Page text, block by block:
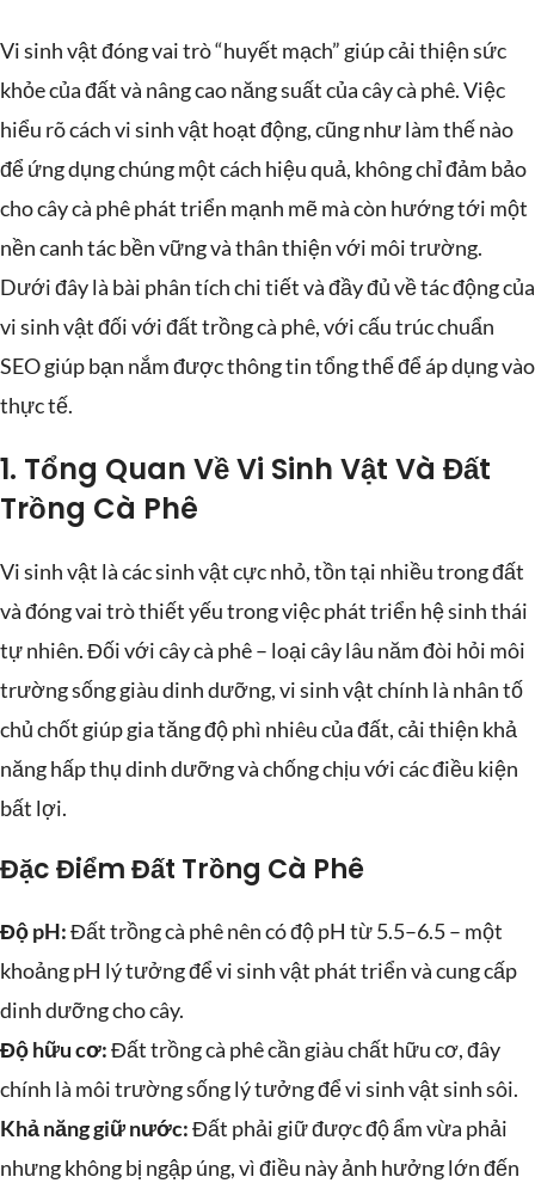
Vi sinh vật đóng vai trò “huyết mạch” giúp cải thiện sức
khỏe của đất và nâng cao năng suất của cây cà phê. Việc
hiểu rõ cách vi sinh vật hoạt động, cũng như làm thế nào
để ứng dụng chúng một cách hiệu quả, không chỉ đảm bảo
cho cây cà phê phát triển mạnh mẽ mà còn hướng tới một
nền canh tác bền vững và thân thiện với môi trường.
Dưới đây là bài phân tích chi tiết và đầy đủ về tác động của
vi sinh vật đối với đất trồng cà phê, với cấu trúc chuẩn
SEO giúp bạn nắm được thông tin tổng thể để áp dụng vào
thực tế.
1. Tổng Quan Về Vi Sinh Vật Và Đất
Trồng Cà Phê
Vi sinh vật là các sinh vật cực nhỏ, tồn tại nhiều trong đất
và đóng vai trò thiết yếu trong việc phát triển hệ sinh thái
tự nhiên. Đối với cây cà phê – loại cây lâu năm đòi hỏi môi
trường sống giàu dinh dưỡng, vi sinh vật chính là nhân tố
chủ chốt giúp gia tăng độ phì nhiêu của đất, cải thiện khả
năng hấp thụ dinh dưỡng và chống chịu với các điều kiện
bất lợi.
Đặc Điểm Đất Trồng Cà Phê
Độ pH:Đất trồng cà phê nên có độ pH từ 5.5–6.5 – một
khoảng pH lý tưởng để vi sinh vật phát triển và cung cấp
dinh dưỡng cho cây.
Độ hữu cơ:Đất trồng cà phê cần giàu chất hữu cơ, đây
chính là môi trường sống lý tưởng để vi sinh vật sinh sôi.
Khả năng giữ nước:Đất phải giữ được độ ẩm vừa phải
nhưng không bị ngập úng, vì điều này ảnh hưởng lớn đến